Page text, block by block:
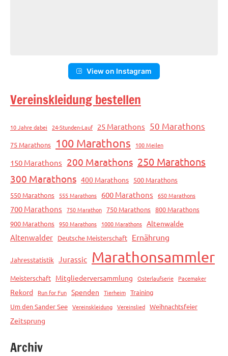
View on Instagram
Vereinskleidung bestellen
10 Jahre dabei 24-Stunden-Lauf 25 Marathons 50 Marathons
75 Marathons 100 Marathons 100 Meilen
150 Marathons 200 Marathons 250 Marathons
300 Marathons 400 Marathons 500 Marathons
550 Marathons
555 Marathons 600 Marathons 650 Marathons
700 Marathons 750 Marathon 750 Marathons 800 Marathons
900 Marathons 950 Marathons 1000 Marathons Altenwalde
Altenwalder Deutsche Meisterschaft Ernährung
Jahresstatistik Jurassic Marathonsammler
Meisterschaft Mitgliederversammlung Osterlaufserie Pacemaker
Rekord Run for Fun Spenden Tierheim Training
Um den Sander See Vereinskleidung Vereinslied Weihnachtsfeier
Zeitsprung
Archiv